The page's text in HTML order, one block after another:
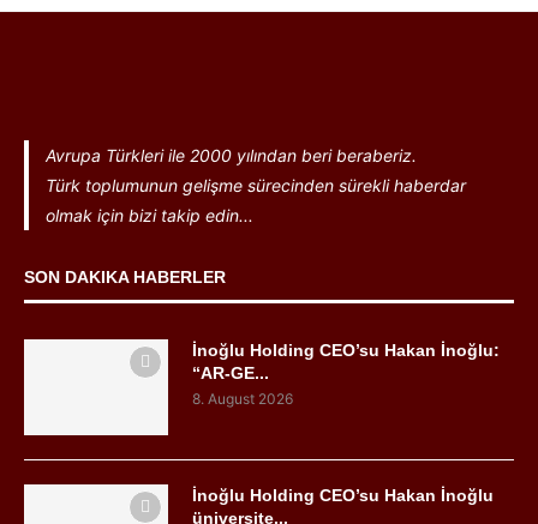
Avrupa Türkleri ile 2000 yılından beri beraberiz.
Türk toplumunun gelişme sürecinden sürekli haberdar
olmak için bizi takip edin...
SON DAKIKA HABERLER
İnoğlu Holding CEO’su Hakan İnoğlu:
“AR-GE...
8. August 2026
İnoğlu Holding CEO’su Hakan İnoğlu
üniversite...